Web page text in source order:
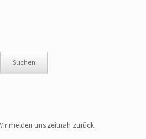
Suchen
melden uns zeitnah zurück.